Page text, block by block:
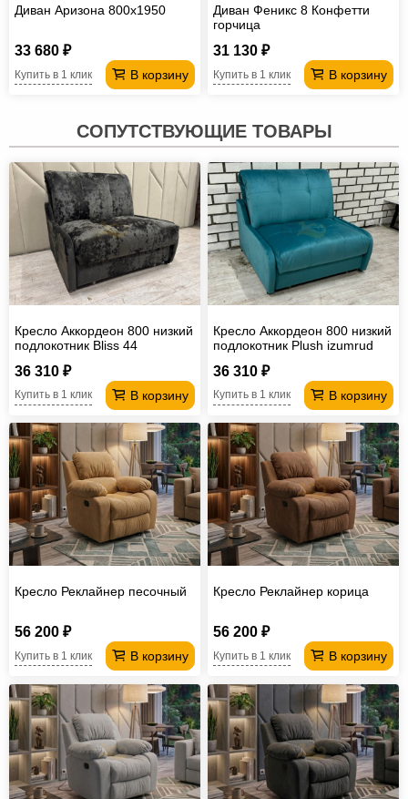
Диван Аризона 800х1950
33 680 ₽
В корзину
Купить в 1 клик
Диван Феникс 8 Конфетти
горчица
31 130 ₽
В корзину
Купить в 1 клик
СОПУТСТВУЮЩИЕ ТОВАРЫ
Кресло Аккордеон 800 низкий
подлокотник Вliss 44
36 310 ₽
В корзину
Купить в 1 клик
Кресло Аккордеон 800 низкий
подлокотник Plush izumrud
36 310 ₽
В корзину
Купить в 1 клик
Кресло Реклайнер песочный
56 200 ₽
В корзину
Купить в 1 клик
Кресло Реклайнер корица
56 200 ₽
В корзину
Купить в 1 клик